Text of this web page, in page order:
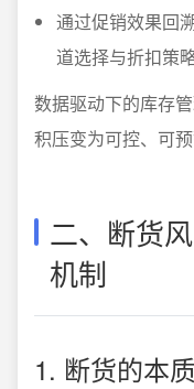
通过促销效果回
道选择与折扣策
数据驱动下的库存
积压变为可控、可
二、断货
机制
1. 断货的本